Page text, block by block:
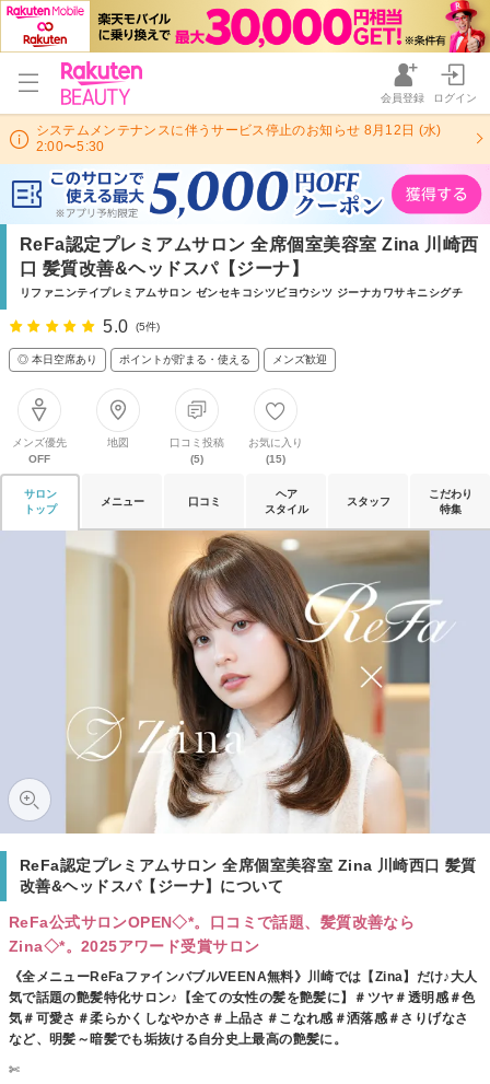
会員登録 ログイン
システムメンテナンスに伴うサービス停止のお知らせ 8月12日 (水)
2:00〜5:30
ReFa認定プレミアムサロン 全席個室美容室 Zina 川崎西
口 髪質改善&ヘッドスパ【ジーナ】
リファニンテイプレミアムサロン ゼンセキコシツビヨウシツ ジーナカワサキニシグチ
5.0 (5件)
◎ 本日空席あり ポイントが貯まる・使える メンズ歓迎
メンズ優先
OFF
地図
口コミ投稿
(5)
お気に入り
(15)
サロン
トップ
メニュー 口コミ
ヘア
スタイル
スタッフ
こだわり
特集
ReFa認定プレミアムサロン 全席個室美容室 Zina 川崎西口 髪質
改善&ヘッドスパ【ジーナ】について
ReFa公式サロンOPEN◇*。口コミで話題、髪質改善なら
Zina◇*。2025アワード受賞サロン
《全メニューReFaファインバブルVEENA無料》川崎では【Zina】だけ♪大人
気で話題の艶髪特化サロン♪【全ての女性の髪を艶髪に】＃ツヤ＃透明感＃色
気＃可愛さ＃柔らかくしなやかさ＃上品さ＃こなれ感＃洒落感＃さりげなさ
など、明髪～暗髪でも垢抜ける自分史上最高の艶髪に。
✄